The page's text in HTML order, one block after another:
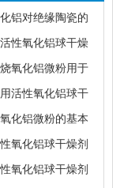
铝对绝缘陶瓷的
性氧化铝球干燥
氧化铝微粉用于
活性氧化铝球干
化铝微粉的基本
氧化铝球干燥剂
氧化铝球干燥剂